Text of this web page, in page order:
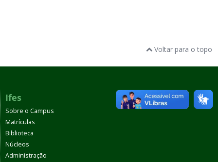
Voltar para o topo
Ifes
Sobre o Campus
Matrículas
Biblioteca
Núcleos
Administração